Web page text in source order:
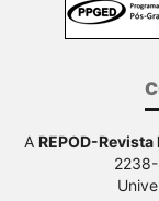
A REPOD-